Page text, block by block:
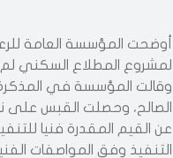
أوضحت المؤسسة العامة
لمشروع المطلاع السكني لم
وقالت المؤسسة في المذكرة
الصالح، وحصلت القبس على
عن القيم المقدرة فنيا
التنفيذ وفق المواصفات